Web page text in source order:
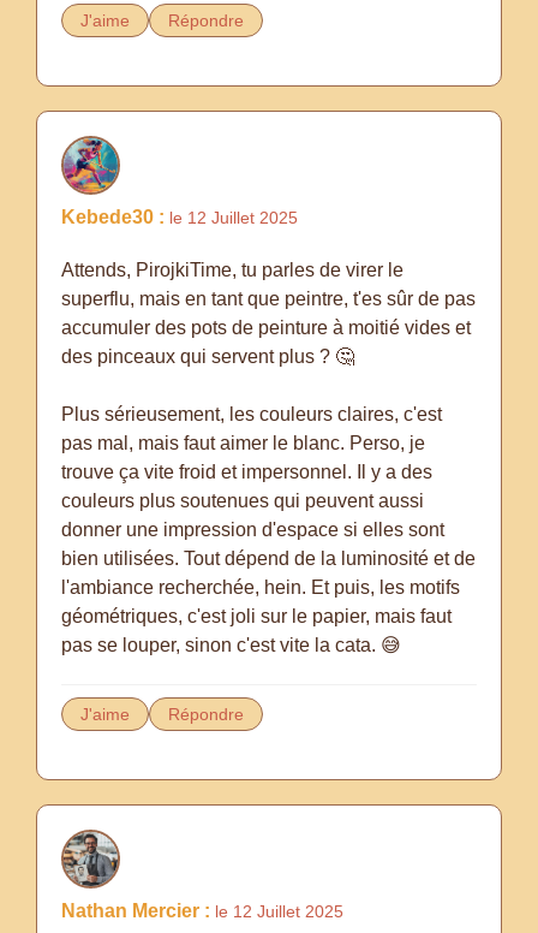
J'aime Répondre
Kebede30 : le 12 Juillet 2025
Attends, PirojkiTime, tu parles de virer le
superflu, mais en tant que peintre, t'es sûr de pas
accumuler des pots de peinture à moitié vides et
des pinceaux qui servent plus ? 🤔
Plus sérieusement, les couleurs claires, c'est
pas mal, mais faut aimer le blanc. Perso, je
trouve ça vite froid et impersonnel. Il y a des
couleurs plus soutenues qui peuvent aussi
donner une impression d'espace si elles sont
bien utilisées. Tout dépend de la luminosité et de
l'ambiance recherchée, hein. Et puis, les motifs
géométriques, c'est joli sur le papier, mais faut
J'aime Répondre
Nathan Mercier : le 12 Juillet 2025